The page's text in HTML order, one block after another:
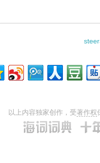
的相关资料：
以上内容独家创作，受著作权